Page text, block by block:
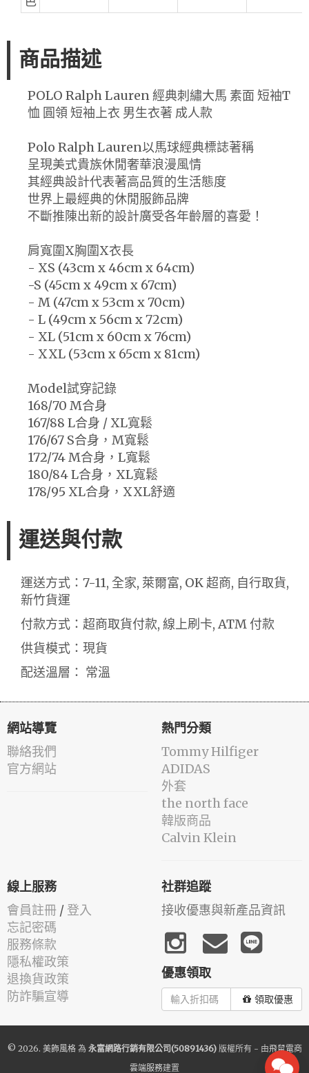
商品描述
POLO Ralph Lauren 經典刺繡大馬 素面 短袖T
恤 圓領 短袖上衣 男生衣著 成人款
Polo Ralph Lauren以馬球經典標誌著稱
呈現美式貴族休閒奢華浪漫風情
其經典設計代表著高品質的生活態度
世界上最經典的休閒服飾品牌
不斷推陳出新的設計廣受各年齡層的喜愛！
肩寬圍X胸圍X衣長
- XS (43cm x 46cm x 64cm)
-S (45cm x 49cm x 67cm)
- M (47cm x 53cm x 70cm)
- L (49cm x 56cm x 72cm)
- XL (51cm x 60cm x 76cm)
- XXL (53cm x 65cm x 81cm)
Model試穿記錄
168/70 M合身
167/88 L合身 / XL寬鬆
176/67 S合身，M寬鬆
172/74 M合身，L寬鬆
180/84 L合身，XL寬鬆
178/95 XL合身，XXL舒適
運送與付款
運送方式：7-11, 全家, 萊爾富, OK 超商, 自行取貨,
新竹貨運
付款方式：超商取貨付款, 線上刷卡, ATM 付款
供貨模式：現貨
配送溫層： 常溫
網站導覽
聯絡我們
官方網站
熱門分類
Tommy Hilfiger
ADIDAS
外套
the north face
韓版商品
Calvin Klein
線上服務
會員註冊 / 登入
忘記密碼
服務條款
隱私權政策
退換貨政策
防詐騙宣導
社群追蹤
接收優惠與新產品資訊
優惠領取
領取優惠
© 2026. 美飾風格為 永富網路行銷有限公司(50891436)版權所有 - 由飛鼠電商
雲端服務建置